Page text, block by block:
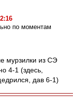
по моментам
мурзилки из СЭ
4-1 (здесь,
дав 6-1)